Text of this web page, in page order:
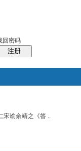
回密码
注册
风采堂
宋谕余靖之《答 ..